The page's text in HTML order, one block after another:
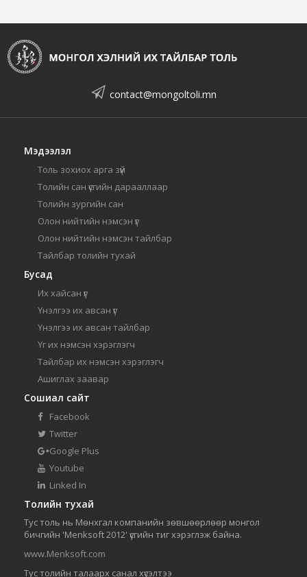
contact@mongoltoli.mn
Мэдээлэл
Толь зохиох арга зүй
Толийн сан үсгийн дарааллаар
Толийн зургийн сан
Олон нийтийн нэмсэн үг
Олон нийтийн нэмсэн тайлбар
Тайлбар толийн тухай
Бусад
Их хайсан үг
Үнэлгээ их авсан үг
Үнэлгээ их авсан тайлбар
Үг их нэмсэн хэрэглэгч
Тайлбар их нэмсэн хэрэглэгч
Ашиглах заавар
Сошиал сайт
Facebook
Twitter
Google Plus
Youtube
Linked In
Толийн тухай
Тус толь нь Мөнхгал компанийн зөвшөөрлөөр монгол
бичгийн 'Menksoft 2012' үсгийн тиг хэрэглэж байна.
www.Menksoft.com
Тус толийн талаарх санал хүсэлтээ